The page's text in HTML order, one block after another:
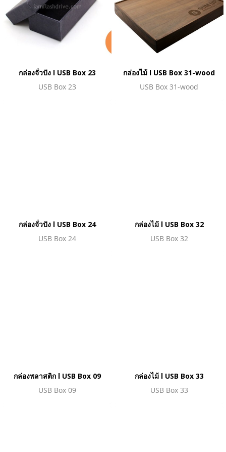
กล่องจั่วปัง l USB Box 23
USB Box 23
กล่องไม้ l USB Box 31-wood
USB Box 31-wood
กล่องจั่วปัง l USB Box 24
USB Box 24
กล่องไม้ l USB Box 32
USB Box 32
กล่องพลาสติก l USB Box 09
USB Box 09
กล่องไม้ l USB Box 33
USB Box 33